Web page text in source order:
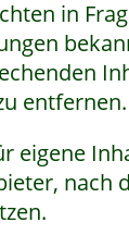
in
entfernen.
eigene
nach